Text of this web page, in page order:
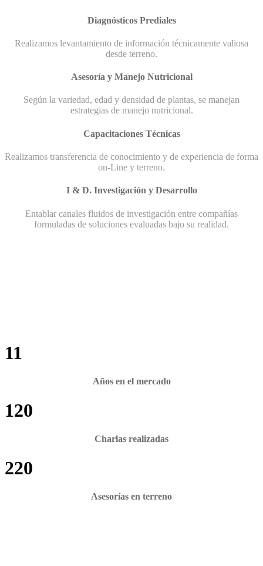
Diagnósticos Prediales
Realizamos levantamiento de información técnicamente valiosa
desde terreno.
Asesoría y Manejo Nutricional
Según la variedad, edad y densidad de plantas, se manejan
estrategias de manejo nutricional.
Capacitaciones Técnicas
Realizamos transferencia de conocimiento y de experiencia de forma
on-Line y terreno.
I & D. Investigación y Desarrollo
Entablar canales fluidos de investigación entre compañías
formuladas de soluciones evaluadas bajo su realidad.
11
Años en el mercado
120
Charlas realizadas
220
Asesorías en terreno